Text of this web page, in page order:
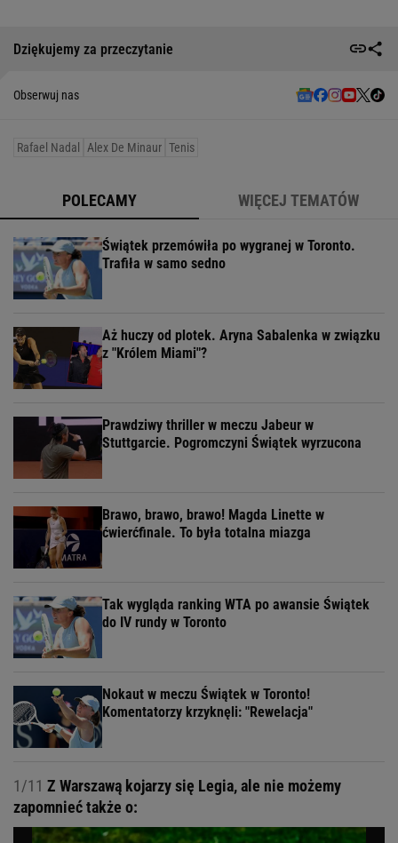
Dziękujemy za przeczytanie
Obserwuj nas
Rafael Nadal Alex De Minaur Tenis
POLECAMY WIĘCEJ TEMATÓW
Świątek przemówiła po wygranej w Toronto.
Trafiła w samo sedno
Aż huczy od plotek. Aryna Sabalenka w związku
z "Królem Miami"?
Prawdziwy thriller w meczu Jabeur w
Stuttgarcie. Pogromczyni Świątek wyrzucona
Brawo, brawo, brawo! Magda Linette w
ćwierćfinale. To była totalna miazga
Tak wygląda ranking WTA po awansie Świątek
do IV rundy w Toronto
Nokaut w meczu Świątek w Toronto!
Komentatorzy krzyknęli: "Rewelacja"
1/11 Z Warszawą kojarzy się Legia, ale nie możemy
zapomnieć także o: